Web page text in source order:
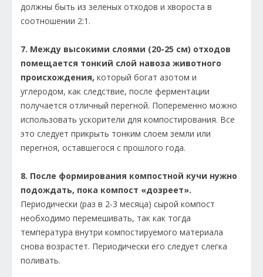
должны быть из зеленых отходов и хвороста в
соотношении 2:1.
7. Между высокими слоями (20-25 см) отходов
помещается тонкий слой навоза животного
происхождения, который богат азотом и
углеродом, как следствие, после ферментации
получается отличный перегной. Попеременно можно
использовать ускорители для компостирования. Все
это следует прикрыть тонким слоем земли или
перегноя, оставшегося с прошлого года.
8. После формирования компостной кучи нужно
подождать, пока компост «дозреет».
Периодически (раз в 2-3 месяца) сырой компост
необходимо перемешивать, так как тогда
температура внутри компостируемого материала
снова возрастет. Периодически его следует слегка
поливать.